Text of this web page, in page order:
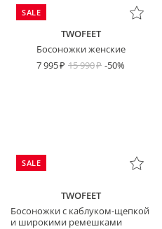
SALE
TWOFEET
Босоножки женские
7 995
15 990 -50%
SALE
TWOFEET
Босоножки с каблуком-щепкой
и широкими ремешками